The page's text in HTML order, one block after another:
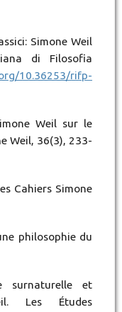
Simone Weil
di Filosofia
10.36253/rifp-
Weil sur le
Weil, 36(3), 233-
Cahiers Simone
philosophie du
surnaturelle et
Les Études